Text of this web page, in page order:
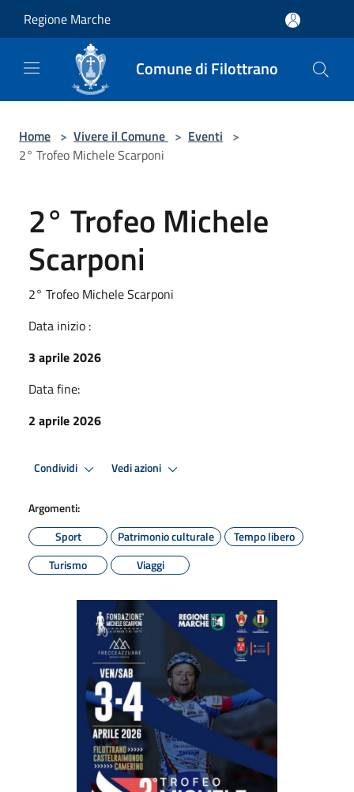
Regione Marche
Comune di Filottrano
Home > Vivere il Comune > Eventi >
2° Trofeo Michele Scarponi
2° Trofeo Michele
Scarponi
2° Trofeo Michele Scarponi
Data inizio :
3 aprile 2026
Data fine:
2 aprile 2026
Condividi Vedi azioni
Argomenti:
Sport
Patrimonio culturale
Tempo libero
Turismo
Viaggi